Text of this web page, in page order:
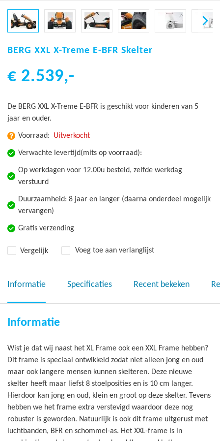
naar
begin
afbeeldingen-
gallerij
BERG XXL X-Treme E-BFR Skelter
€ 2.539,-
De BERG XXL X-Treme E-BFR is geschikt voor kinderen van 5
jaar en ouder.
Voorraad: Uitverkocht
Verwachte levertijd(mits op voorraad):
Op werkdagen voor 12.00u besteld, zelfde werkdag
verstuurd
Duurzaamheid: 8 jaar en langer (daarna onderdeel mogelijk
vervangen)
Gratis verzending
Vergelijk Voeg toe aan verlanglijst
Informatie Specificaties Recent bekeken
Informatie
Wist je dat wij naast het XL Frame ook een XXL Frame hebben?
Dit frame is speciaal ontwikkeld zodat niet alleen jong en oud
maar ook langere mensen kunnen skelteren. Deze nieuwe
skelter heeft maar liefst 8 stoelposities en is 10 cm langer.
Hierdoor kan jong en oud, klein en groot op deze skelter. Tevens
hebben we het frame extra verstevigd waardoor deze nog
robuster is geworden. Natuurlijk is ook dit frame uitgerust met
luchtbanden, BFR en schommel-as. Het XXL-frame is in